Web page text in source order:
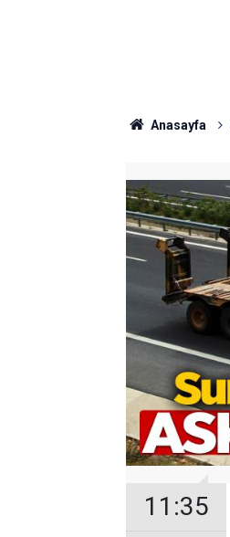
Anasayfa
11:35